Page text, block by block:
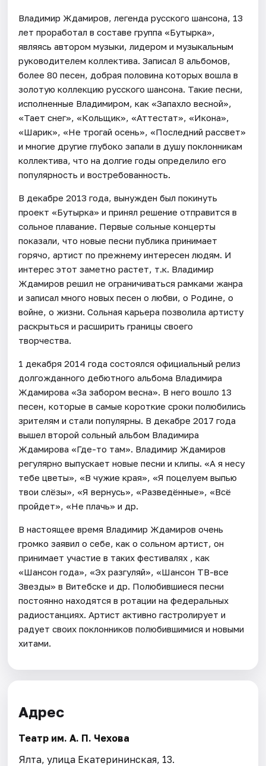
Владимир Ждамиров, легенда русского шансона, 13
лет проработал в составе группа «Бутырка»,
являясь автором музыки, лидером и музыкальным
руководителем коллектива. Записал 8 альбомов,
более 80 песен, добрая половина которых вошла в
золотую коллекцию русского шансона. Такие песни,
исполненные Владимиром, как «Запахло весной»,
«Тает снег», «Кольщик», «Аттестат», «Икона»,
«Шарик», «Не трогай осень», «Последний рассвет»
и многие другие глубоко запали в душу поклонникам
коллектива, что на долгие годы определило его
популярность и востребованность.
В декабре 2013 года, вынужден был покинуть
проект «Бутырка» и принял решение отправится в
сольное плавание. Первые сольные концерты
показали, что новые песни публика принимает
горячо, артист по прежнему интересен людям. И
интерес этот заметно растет, т.к. Владимир
Ждамиров решил не ограничиваться рамками жанра
и записал много новых песен о любви, о Родине, о
войне, о жизни. Сольная карьера позволила артисту
раскрыться и расширить границы своего
творчества.
1 декабря 2014 года состоялся официальный релиз
долгожданного дебютного альбома Владимира
Ждамирова «За забором весна». В него вошло 13
песен, которые в самые короткие сроки полюбились
зрителям и стали популярны. В декабре 2017 года
вышел второй сольный альбом Владимира
Ждамирова «Где-то там». Владимир Ждамиров
регулярно выпускает новые песни и клипы. «А я несу
тебе цветы», «В чужие края», «Я поцелуем выпью
твои слёзы», «Я вернусь», «Разведённые», «Всё
пройдет», «Не плачь» и др.
В настоящее время Владимир Ждамиров очень
громко заявил о себе, как о сольном артист, он
принимает участие в таких фестивалях , как
«Шансон года», «Эх разгуляй», «Шансон ТВ-все
Звезды» в Витебске и др. Полюбившиеся песни
постоянно находятся в ротации на федеральных
радиостанциях. Артист активно гастролирует и
радует своих поклонников полюбившимися и новыми
хитами.
Адрес
Театр им. А. П. Чехова
Ялта, улица Екатерининская, 13.